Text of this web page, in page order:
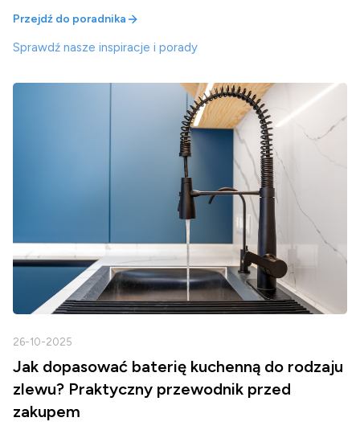
Przejdź do poradnika
Sprawdź nasze inspiracje i porady
26-10-2025
Jak dopasować baterię kuchenną do rodzaju
zlewu? Praktyczny przewodnik przed
zakupem